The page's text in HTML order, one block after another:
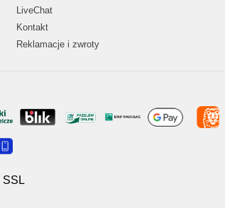
LiveChat
Kontakt
Reklamacje i zwroty
SSL